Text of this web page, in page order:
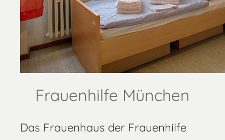
Frauenhilfe München
Das Frauenhaus der Frauenhilfe